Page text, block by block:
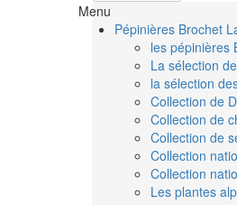
Menu
Pépinières Brochet
les pépinières
La sélection
la sélection
Collection de
Collection de
Collection de
Collection
Collection
Les plantes